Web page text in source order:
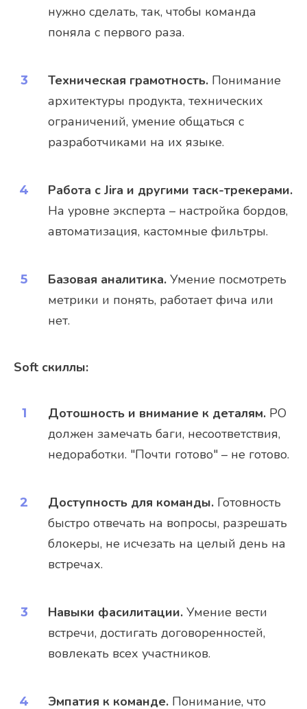
нужно сделать, так, чтобы команда
поняла с первого раза.
Техническая грамотность. Понимание
архитектуры продукта, технических
ограничений, умение общаться с
разработчиками на их языке.
Работа с Jira и другими таск-трекерами.
На уровне эксперта – настройка бордов,
автоматизация, кастомные фильтры.
Базовая аналитика. Умение посмотреть
метрики и понять, работает фича или
нет.
Soft скиллы:
Дотошность и внимание к деталям. PO
должен замечать баги, несоответствия,
недоработки. "Почти готово" – не готово.
Доступность для команды. Готовность
быстро отвечать на вопросы, разрешать
блокеры, не исчезать на целый день на
встречах.
Навыки фасилитации. Умение вести
встречи, достигать договоренностей,
вовлекать всех участников.
Эмпатия к команде. Понимание, что